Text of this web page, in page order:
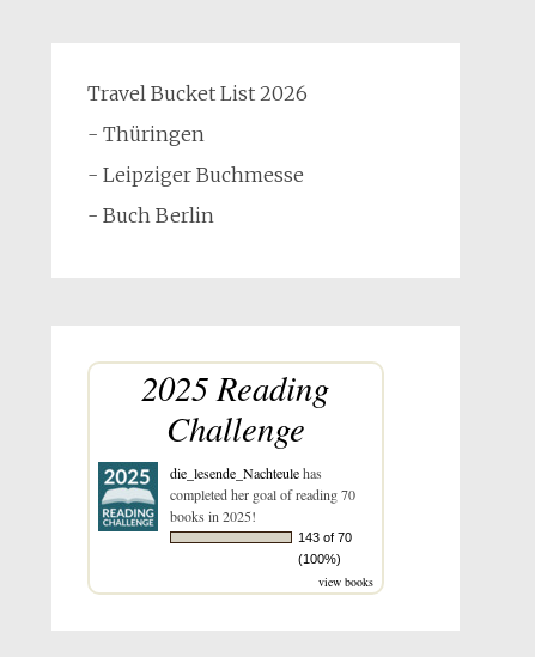
Travel Bucket List 2026
- Thüringen
- Leipziger Buchmesse
- Buch Berlin
2025 Reading
Challenge
die_lesende_Nachteulehas
completed her goal of reading 70
books in 2025!
143 of 70
(100%)
view books